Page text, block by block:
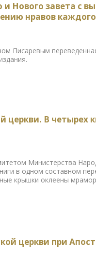
и Нового завета с
нравов
Писаревым
церкви. В четырех
Министерства
в одном составном
крышки оклеены
церкви при